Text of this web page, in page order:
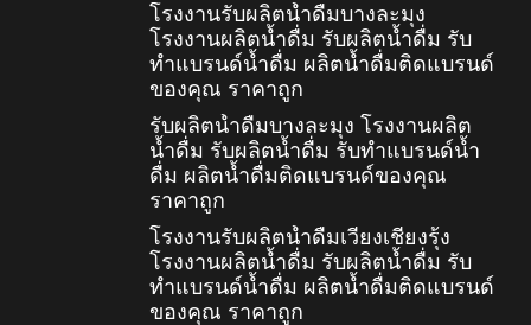
โรงงานรับผลิตน้ำดื่มบางละมุง
โรงงานผลิตน้ำดื่ม รับผลิตน้ำดื่ม รับ
ทำแบรนด์น้ำดื่ม ผลิตน้ำดื่มติดแบรนด์
ของคุณ ราคาถูก
รับผลิตน้ำดื่มบางละมุง โรงงานผลิต
น้ำดื่ม รับผลิตน้ำดื่ม รับทำแบรนด์น้ำ
ดื่ม ผลิตน้ำดื่มติดแบรนด์ของคุณ
ราคาถูก
โรงงานรับผลิตน้ำดื่มเวียงเชียงรุ้ง
โรงงานผลิตน้ำดื่ม รับผลิตน้ำดื่ม รับ
ทำแบรนด์น้ำดื่ม ผลิตน้ำดื่มติดแบรนด์
ของคุณ ราคาถูก